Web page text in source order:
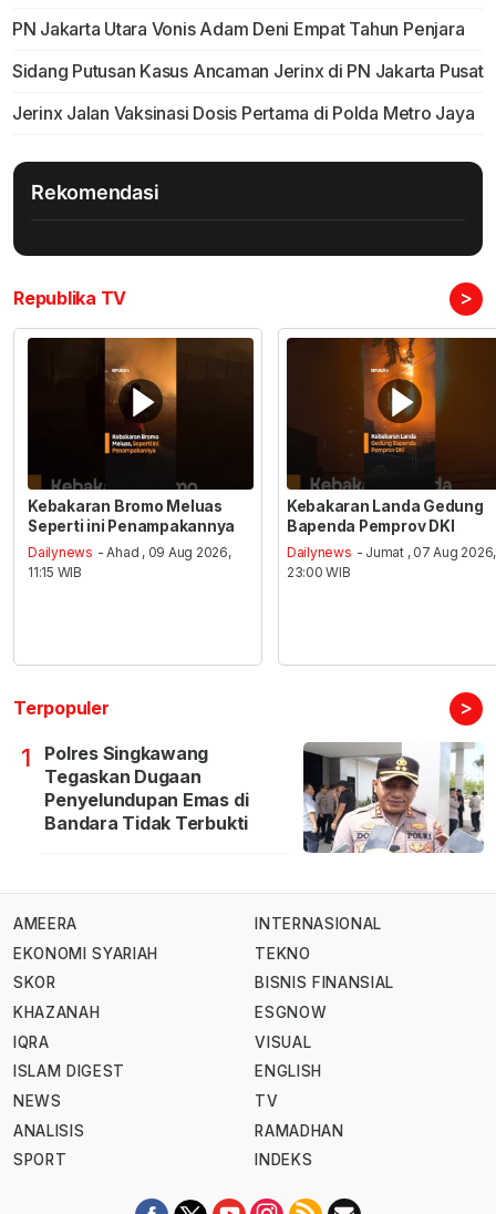
PN Jakarta Utara Vonis Adam Deni Empat Tahun Penjara
Sidang Putusan Kasus Ancaman Jerinx di PN Jakarta Pusat
Jerinx Jalan Vaksinasi Dosis Pertama di Polda Metro Jaya
Rekomendasi
Republika TV >
Kebakaran Bromo Meluas
Seperti ini Penampakannya
Dailynews - Ahad , 09 Aug 2026,
11:15 WIB
Kebakaran Landa Gedung
Bapenda Pemprov DKI
Dailynews - Jumat , 07 Aug 2026,
23:00 WIB
Terpopuler >
1
Polres Singkawang
Tegaskan Dugaan
Penyelundupan Emas di
Bandara Tidak Terbukti
AMEERA
EKONOMI SYARIAH
SKOR
KHAZANAH
IQRA
ISLAM DIGEST
NEWS
ANALISIS
SPORT
INTERNASIONAL
TEKNO
BISNIS FINANSIAL
ESGNOW
VISUAL
ENGLISH
TV
RAMADHAN
INDEKS